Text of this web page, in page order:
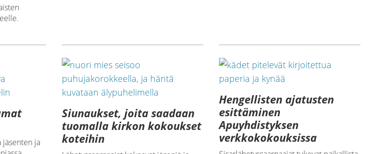
jäsenten ja
Siunaukset, joita saadaan
tuomalla kirkon kokoukset
koteihin
Hengellisten ajatusten
esittäminen
Apuyhdistyksen
verkkokokouksissa